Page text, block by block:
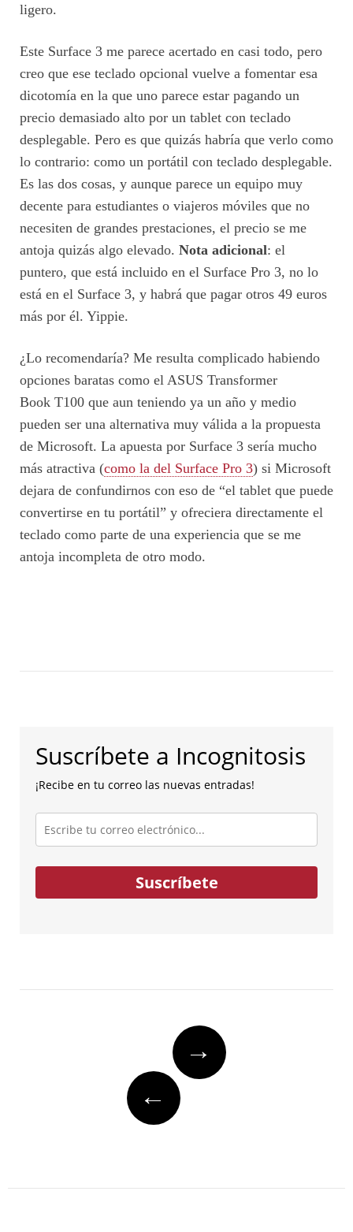
ligero.
Este Surface 3 me parece acertado en casi todo, pero
creo que ese teclado opcional vuelve a fomentar esa
dicotomía en la que uno parece estar pagando un
precio demasiado alto por un tablet con teclado
desplegable. Pero es que quizás habría que verlo como
lo contrario: como un portátil con teclado desplegable.
Es las dos cosas, y aunque parece un equipo muy
decente para estudiantes o viajeros móviles que no
necesiten de grandes prestaciones, el precio se me
antoja quizás algo elevado. Nota adicional: el
puntero, que está incluido en el Surface Pro 3, no lo
está en el Surface 3, y habrá que pagar otros 49 euros
más por él. Yippie.
¿Lo recomendaría? Me resulta complicado habiendo
opciones baratas como el ASUS Transformer
Book T100 que aun teniendo ya un año y medio
pueden ser una alternativa muy válida a la propuesta
de Microsoft. La apuesta por Surface 3 sería mucho
más atractiva (como la del Surface Pro 3) si Microsoft
dejara de confundirnos con eso de “el tablet que puede
convertirse en tu portátil” y ofreciera directamente el
teclado como parte de una experiencia que se me
antoja incompleta de otro modo.
Suscríbete a Incognitosis
¡Recibe en tu correo las nuevas entradas!
Escribe
tu
correo
electrónico...
Suscríbete
→
←